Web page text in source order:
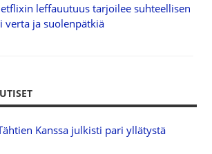
leffauutuus tarjoilee suhteellisen
verta ja suolenpätkiä
Kanssa julkisti pari yllätystä